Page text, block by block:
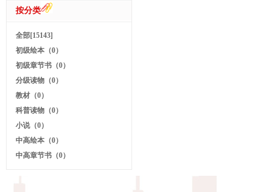
按分类
全部[15143]
初级绘本（0）
初级章节书（0）
分级读物（0）
教材（0）
科普读物（0）
小说（0）
中高绘本（0）
中高章节书（0）